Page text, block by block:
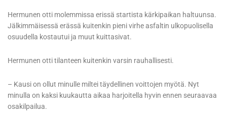
Hermunen otti molemmissa erissä startista kärkipaikan haltuunsa.
Jälkimmäisessä erässä kuitenkin pieni virhe asfaltin ulkopuolisella
osuudella kostautui ja muut kuittasivat.
Hermunen otti tilanteen kuitenkin varsin rauhallisesti.
– Kausi on ollut minulle miltei täydellinen voittojen myötä. Nyt
minulla on kaksi kuukautta aikaa harjoitella hyvin ennen seuraavaa
osakilpailua.